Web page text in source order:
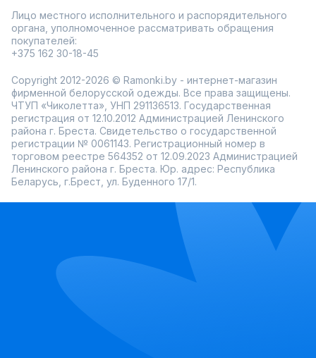
Лицо местного исполнительного и распорядительного
органа, уполномоченное рассматривать обращения
покупателей:
+375 162 30-18-45
Copyright 2012-2026 © Ramonki.by - интернет-магазин
фирменной белорусской одежды. Все права защищены.
ЧТУП «Чиколетта», УНП 291136513. Государственная
регистрация от 12.10.2012 Администрацией Ленинского
района г. Бреста. Свидетельство о государственной
регистрации № 0061143. Регистрационный номер в
торговом реестре 564352 от 12.09.2023 Администрацией
Ленинского района г. Бреста. Юр. адрес: Республика
Беларусь, г.Брест, ул. Буденного 17/1.